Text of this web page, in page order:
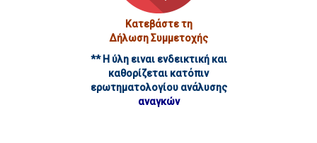
Κατεβάστε τη
Δήλωση Συμμετοχής
** Η ύλη ειναι ενδεικτική και
καθορίζεται κατόπιν
ερωτηματολογίου ανάλυσης
αναγκών